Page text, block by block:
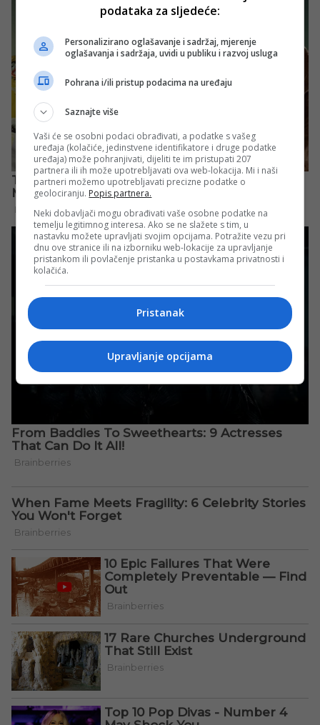
podataka za sljedeće:
Personalizirano oglašavanje i sadržaj, mjerenje
oglašavanja i sadržaja, uvidi u publiku i razvoj usluga
Pohrana i/ili pristup podacima na uređaju
Saznajte više
Vaši će se osobni podaci obrađivati, a podatke s vašeg
uređaja (kolačiće, jedinstvene identifikatore i druge podatke
uređaja) može pohranjivati, dijeliti te im pristupati 207
partnera ili ih može upotrebljavati ova web-lokacija. Mi i naši
partneri možemo upotrebljavati precizne podatke o
geolociranju. Popis partnera.
Neki dobavljači mogu obrađivati vaše osobne podatke na
temelju legitimnog interesa. Ako se ne slažete s tim, u
nastavku možete upravljati svojim opcijama. Potražite vezu pri
dnu ove stranice ili na izborniku web-lokacije za upravljanje
pristankom ili povlačenje pristanka u postavkama privatnosti i
kolačića.
Pristanak
Upravljanje opcijama